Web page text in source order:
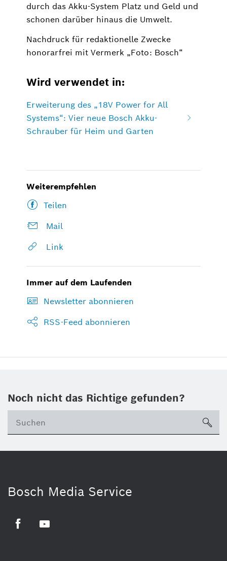
durch das Akku-System Platz und Geld und
schonen darüber hinaus die Umwelt.
Nachdruck für redaktionelle Zwecke
honorarfrei mit Vermerk „Foto: Bosch“
Wird verwendet in:
Erweiterung des „18V Power for All
Systems“: Vier neue Bosch Akku-
Schrauber für Heim und Garten
Weiterempfehlen
Teilen
Mail
Link
Immer auf dem Laufenden
Newsletter abonnieren
RSS-Feed abonnieren
Noch nicht das Richtige gefunden?
Bosch Media Service